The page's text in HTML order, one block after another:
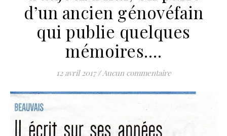
d’un ancien génovéfain
qui publie quelques
mémoires….
12 avril 2017 /Aucun commentaire